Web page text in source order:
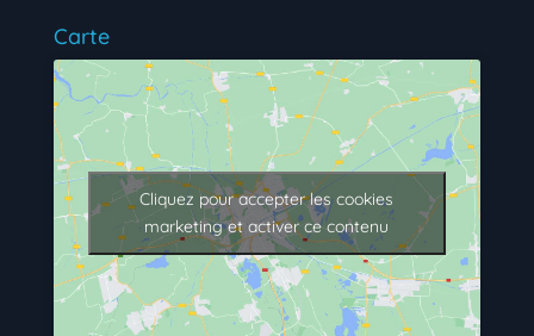
Carte
Cliquez pour accepter les cookies
marketing et activer ce contenu